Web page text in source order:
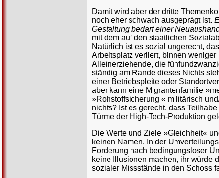
Damit wird aber der dritte
noch eher schwach ausgeprägt ist.
Gestaltung bedarf einer
mit dem auf den staatlichen
Natürlich ist es sozial ungerecht,
Arbeitsplatz verliert, binnen
Alleinerziehende, die
ständig am Rande dieses Nichts
einer Betriebspleite oder
aber kann eine Migrantenfamilie
»Rohstoffsicherung « militärisch
nichts? Ist es gerecht, dass
Türme der High-Tech-Produktion
Die Werte und Ziele »Gleichheit«
keinen Namen. In der
Forderung nach bedingungsloser
keine Illusionen machen, ihr würde
sozialer Missstände in den Schoss